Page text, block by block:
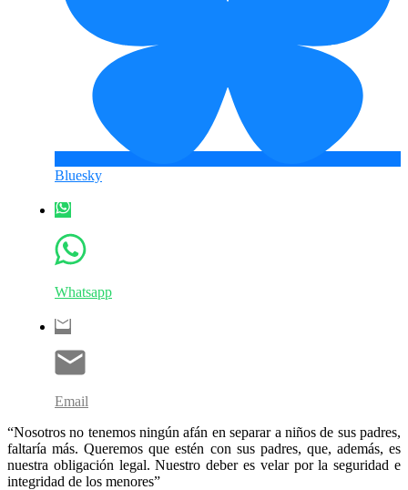
Bluesky
Whatsapp
Email
“Nosotros no tenemos ningún afán en separar a niños de sus padres,
faltaría más. Queremos que estén con sus padres, que, además, es
nuestra obligación legal. Nuestro deber es velar por la seguridad e
integridad de los menores”